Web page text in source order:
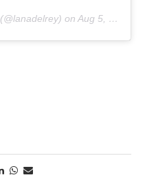
(@lanadelrey) on Aug 5, 2019 at 4:03pm PDT